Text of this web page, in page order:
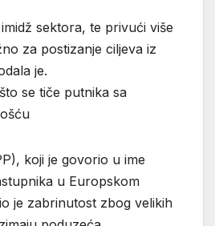
sektora, te privući više
za postizanje ciljeva iz
je.
se tiče putnika sa
koji je govorio u ime
u Europskom
je zabrinutost zbog velikih